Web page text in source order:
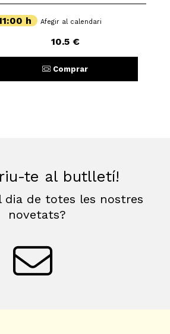
h Afegir al calendari
10.5 €
Comprar
te al butlletí!
dia de totes les nostres
novetats?